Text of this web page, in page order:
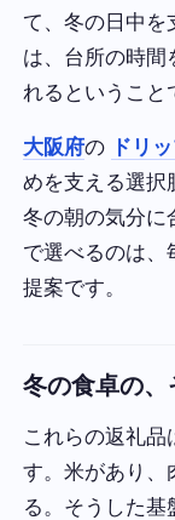
て、冬の日中を
は、台所の時間
れるということ
大阪府の ドリ
めを支える選択
冬の朝の気分に
で選べるのは、
提案です。
冬の食卓の、
これらの返礼
す。米があり、
る。そうした基